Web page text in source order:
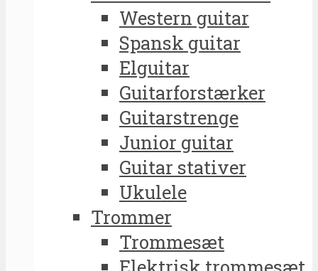
Western guitar
Spansk guitar
Elguitar
Guitarforstærker
Guitarstrenge
Junior guitar
Guitar stativer
Ukulele
Trommer
Trommesæt